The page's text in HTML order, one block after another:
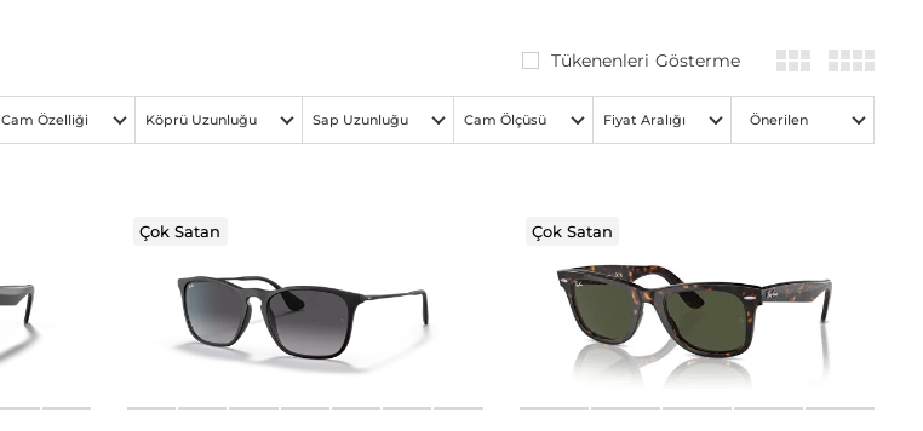
Tükenenleri Gösterme
Cam Özelliği Köprü Uzunluğu Sap Uzunluğu Cam Ölçüsü Fiyat Aralığı Önerilen
Çok Satan Çok Satan